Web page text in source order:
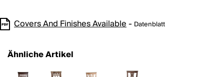
Covers And Finishes Available- Datenblatt
Ähnliche Artikel